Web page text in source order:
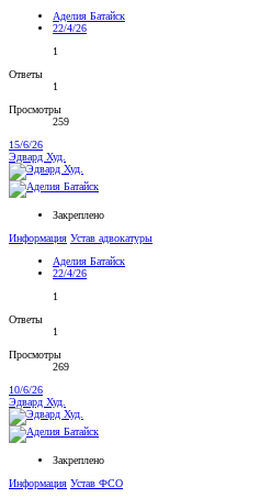
Аделия Батайск
22/4/26
1
Ответы
1
Просмотры
259
15/6/26
Эдвард Худ.
Закреплено
Информация Устав адвокатуры
Аделия Батайск
22/4/26
1
Ответы
1
Просмотры
269
10/6/26
Эдвард Худ.
Закреплено
Информация Устав ФСО